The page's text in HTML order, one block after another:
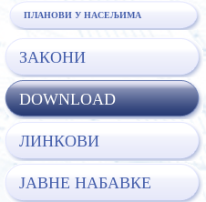
ПЛАНОВИ У НАСЕЉИМА
ЗАКОНИ
DOWNLOAD
ЛИНКОВИ
ЈАВНЕ НАБАВКЕ